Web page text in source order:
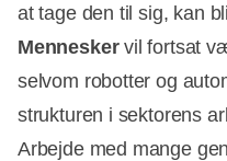
at tage den til sig, kan
Menneskervil fortsat
selvom robotter og
strukturen i sektorens
Arbejde med mange